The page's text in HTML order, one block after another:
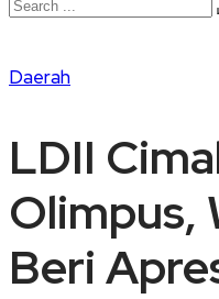
Daerah
LDII
Olimpus,
Beri